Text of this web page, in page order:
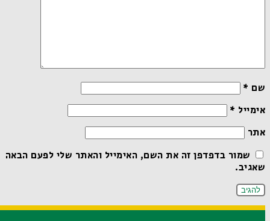
שם*
אימייל*
אתר
שמור בדפדפן זה את השם, האימייל והאתר שלי לפעם הבאה
שאגיב.